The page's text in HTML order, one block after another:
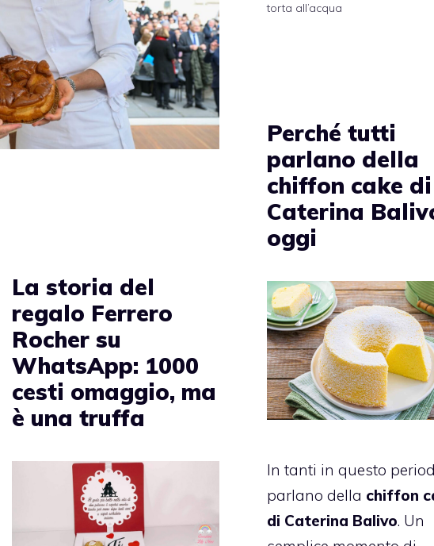
torta all’acqua
Perché tutti
parlano della
chiffon cake di
Caterina
oggi
In tanti in questo
parlano della chiffon
di Caterina Balivo. Un
La storia del
regalo Ferrero
Rocher su
WhatsApp: 1000
cesti omaggio, ma
è una truffa